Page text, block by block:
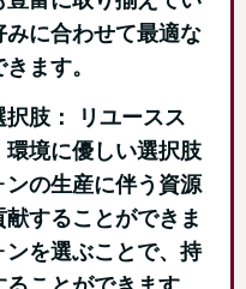
みに合わせて最適な
ます。
択肢： リユースス
境に優しい選択肢
の生産に伴う資源
することができま
を選ぶことで、持